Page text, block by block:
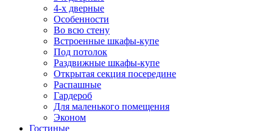
4-х дверные
Особенности
Во всю стену
Встроенные шкафы-купе
Под потолок
Раздвижные шкафы-купе
Открытая секция посередине
Распашные
Гардероб
Для маленького помещения
Эконом
Гостиные